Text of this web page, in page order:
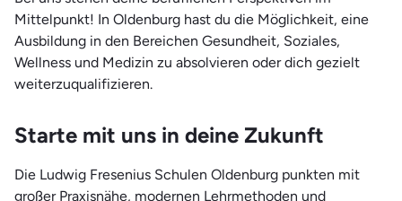
Mittelpunkt! In Oldenburg hast du die Möglichkeit, eine
Ausbildung in den Bereichen Gesundheit, Soziales,
Wellness und Medizin zu absolvieren oder dich gezielt
weiterzuqualifizieren.
Starte mit uns in deine Zukunft
Die Ludwig Fresenius Schulen Oldenburg punkten mit
großer Praxisnähe, modernen Lehrmethoden und
Qualifizierung
Studium
Weiterbildung
Medizin und Labor
Pflege und Pädagogik